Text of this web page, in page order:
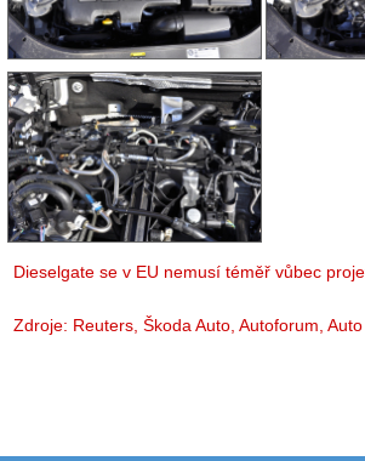
Dieselgate se v EU nemusí téměř vůbec
Zdroje: Reuters , Škoda Auto, Autoforum,